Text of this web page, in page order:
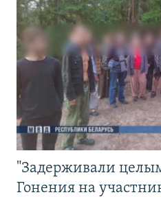
"Задерживали
Гонения на